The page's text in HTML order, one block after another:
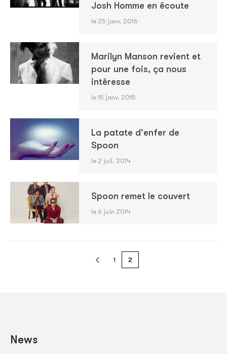
Josh Homme en écoute
le 25 janv. 2016
Marilyn Manson revient et
pour une fois, ça nous
intéresse
le 15 janv. 2015
La patate d'enfer de
Spoon
le 2 juil. 2014
Spoon remet le couvert
le 6 juin 2014
1 2
News